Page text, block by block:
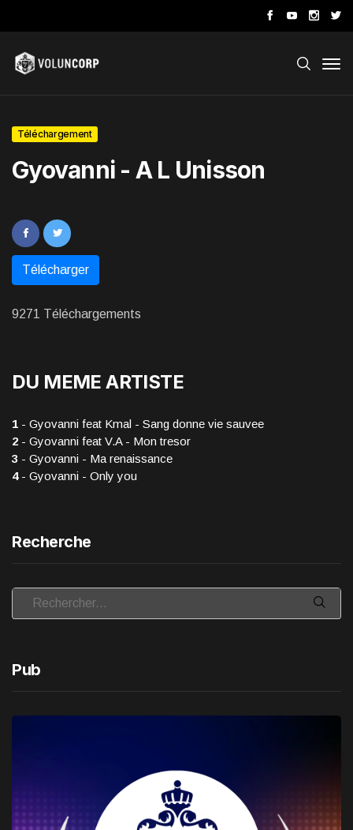
Téléchargement
Gyovanni - A L Unisson
Télécharger
9271 Téléchargements
DU MEME ARTISTE
1 - Gyovanni feat Kmal - Sang donne vie sauvee
2 - Gyovanni feat V.A - Mon tresor
3 - Gyovanni - Ma renaissance
4- Gyovanni - Only you
Recherche
Pub